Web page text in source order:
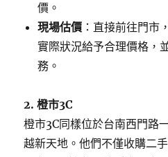
價。
現場估價 ：直接前往門市
實際狀況給予合理價格，
務。
2. 橙市3C
橙市3C同樣位於台南西門路
越新天地。他們不僅收購二